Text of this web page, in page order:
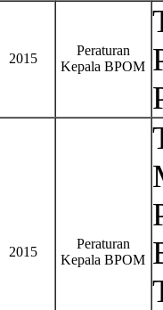
2015
Peraturan
Kepala BPOM
2015
Peraturan
Kepala BPOM